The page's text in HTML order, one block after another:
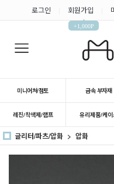
로그인 회원가입
▲
+1,000P
미니어쳐/점토 금속 부자재
레진/착색제/램프 유리제품/케이
글리터/파츠/압화 압화